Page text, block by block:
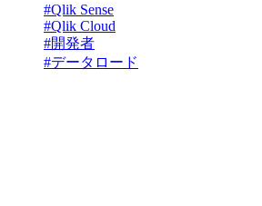
#Qlik Sense
#Qlik Cloud
#開発者
#データロード